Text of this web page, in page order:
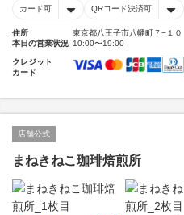
カード可 QRコード決済可
住所
東京都八王子市八幡町７−１０
本日の営業状況 10:00〜19:00
クレジット
カード
店舗公式
まねきねこ珈琲焙煎所